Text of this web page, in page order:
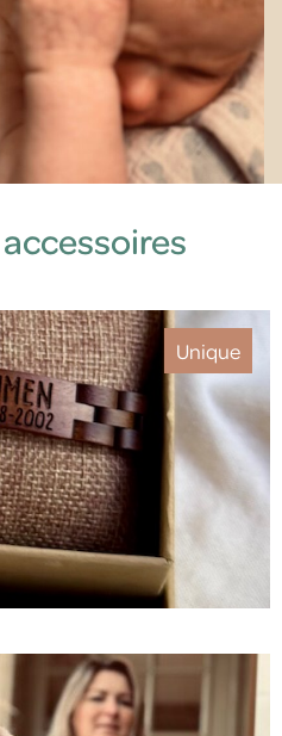
Unique
eigen Bellyprint